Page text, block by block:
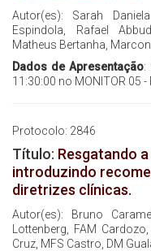
Autor(es): Sarah
Espindola, Rafael
Matheus Bertanha,
Dados de Apresentação:
11:30:00 no MONITOR 05
Protocolo: 2846
Título: Resgatando
introduzindo
diretrizes clínicas.
Autor(es): Bruno
Lottenberg, FAM
Cruz, MFS Castro, DM